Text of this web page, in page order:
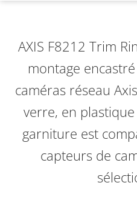
AXIS F8212 Trim
montage
caméras réseau
verre, en
garniture est
capteurs de